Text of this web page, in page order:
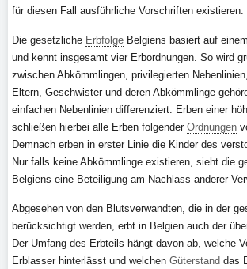
für diesen Fall ausführliche Vorschriften existieren.
Die gesetzliche Erbfolge Belgiens basiert auf
und kennt insgesamt vier Erbordnungen. So wird
zwischen Abkömmlingen, privilegierten
Eltern, Geschwister und deren Abkömmlinge
einfachen Nebenlinien differenziert. Erben einer
schließen hierbei alle Erben folgender Ordnungen
Demnach erben in erster Linie die Kinder des
Nur falls keine Abkömmlinge existieren, sieht die
Belgiens eine Beteiligung am Nachlass anderer
Abgesehen von den Blutsverwandten, die in der
berücksichtigt werden, erbt in Belgien auch der
Der Umfang des Erbteils hängt davon ab, welche
Erblasser hinterlässt und welchen Güterstand das